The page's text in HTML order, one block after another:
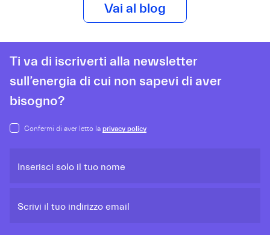
Vai al blog
Ti va di iscriverti alla newsletter
sull’energia di cui non sapevi di aver
bisogno?
Confermi di aver letto la privacy policy
Inserisci solo il tuo nome
Scrivi il tuo indirizzo email